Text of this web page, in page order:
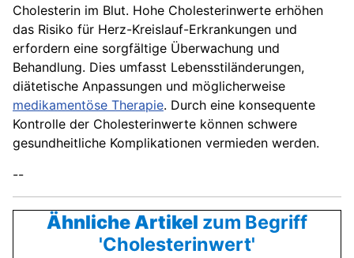
Cholesterin im Blut. Hohe Cholesterinwerte erhöhen
das Risiko für Herz-Kreislauf-Erkrankungen und
erfordern eine sorgfältige Überwachung und
Behandlung. Dies umfasst Lebensstiländerungen,
diätetische Anpassungen und möglicherweise
medikamentöse Therapie. Durch eine konsequente
Kontrolle der Cholesterinwerte können schwere
gesundheitliche Komplikationen vermieden werden.
--
Ähnliche Artikel zum Begriff
'Cholesterinwert'